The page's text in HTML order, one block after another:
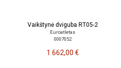
Vaikštynė dviguba RT05-2
Euroatletas
0007052
1 662,00 €